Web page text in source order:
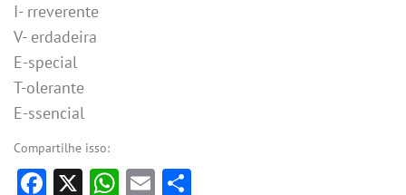
I- rreverente
V- erdadeira
E-special
T-olerante
E-ssencial
Compartilhe isso:
Facebook
X WhatsApp
Email